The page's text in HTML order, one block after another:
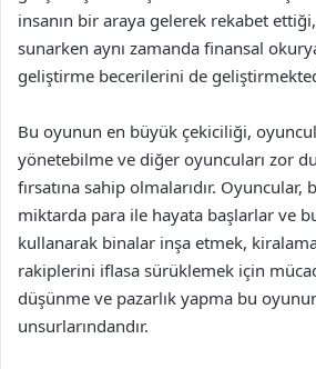
insanın bir araya gelerek rekabet
sunarken aynı zamanda finansal
geliştirme becerilerini de
Bu oyunun en büyük çekiciliği,
yönetebilme ve diğer oyuncuları zor
fırsatına sahip olmalarıdır. Oyuncular,
miktarda para ile hayata başlarlar ve bu
kullanarak binalar inşa etmek,
rakiplerini iflasa sürüklemek için
düşünme ve pazarlık yapma bu
unsurlarındandır.